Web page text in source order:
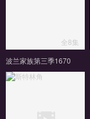
全8集
波兰家族第三季1670